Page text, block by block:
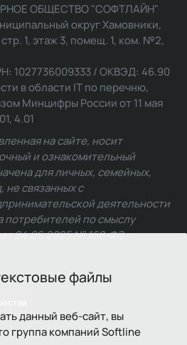
файлы
данный веб-сайт, вы
группа компаний Softline
ОБЩЕСТВО "СОФТЛАЙН"
округ Хамовники,
1, этаж 3, помещ. 1, ком. №2,
1027736009333 / ОКВЭД: 46.90
в области IT по перечню,
Минцифры России от 11 мая
4.01
на сайте, носит
и ознакомительный
для личных, семейных,
не связанных с
деятельности
потребителей по смыслу
24.06.2025 № 168-ФЗ.